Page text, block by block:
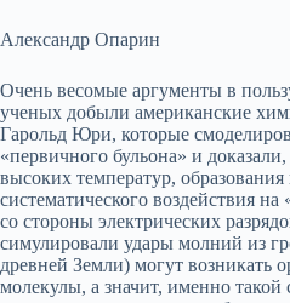
Александр Опарин
Очень весомые аргументы в
ученых добыли американские
Гарольд Юри, которые
«первичного бульона» и
высоких температур, образования
систематического воздействия
со стороны электрических
симулировали удары молний из
древней Земли) могут возникать
молекулы, а значит, именно такой